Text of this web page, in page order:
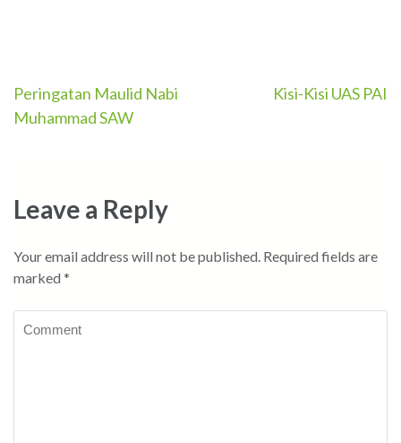
Post
Peringatan Maulid Nabi
Muhammad SAW
Kisi-Kisi UAS PAI
Leave a Reply
Your email address will not be published. Required fields are
marked *